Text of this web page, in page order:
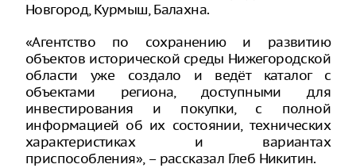
Новгород, Курмыш, Балахна.
«Агентство по сохранению и развитию
объектов исторической среды Нижегородской
области уже создало и ведёт каталог с
объектами региона, доступными для
инвестирования и покупки, с полной
информацией об их состоянии, технических
характеристиках и вариантах
приспособления», – рассказал Глеб Никитин.